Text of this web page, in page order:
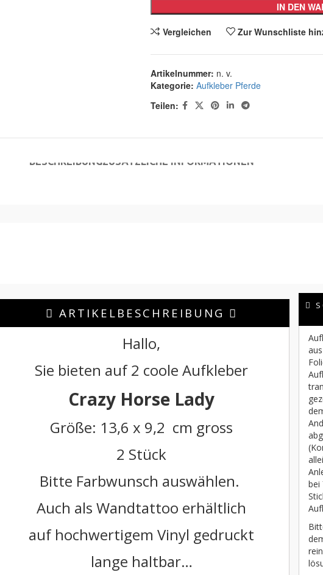
IN DEN
Vergleichen Zur Wunschliste
Artikelnummer: n. v.
Kategorie: Aufkleber Pferde
Teilen:
BESCHREIBUNGZUSÄTZLICHE INFORMATIONEN
ARTIKELBESCHREIBUNG
Hallo,
Sie bieten auf 2 coole Aufkleber
Crazy Horse Lady
Größe: 13,6 x 9,2 cm gross
2 Stück
Bitte Farbwunsch auswählen.
Auch als Wandtattoo erhältlich
auf hochwertigem Vinyl gedruckt
lange haltbar…
bei